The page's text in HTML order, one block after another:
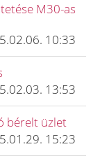
M30-as
10:33
13:53
bérelt üzlet
15:23